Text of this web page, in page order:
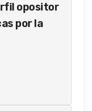
opositor
por la